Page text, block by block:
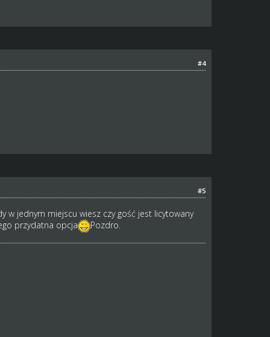
#4
#5
w jednym miejscu wiesz czy gość jest licytowany
przydatna opcja
Pozdro.